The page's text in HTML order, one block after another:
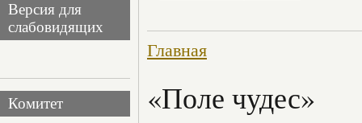
Версия для
слабовидящих
Комитет
Главная
«Поле чудес»